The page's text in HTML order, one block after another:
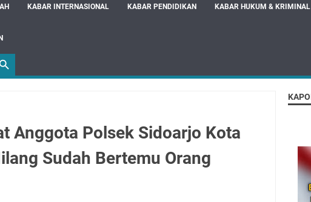
KABAR INTERNASIONAL KABAR PENDIDIKAN KABAR HUKUM & KRIMINAL
Anggota Polsek Sidoarjo Kota
Sudah Bertemu Orang